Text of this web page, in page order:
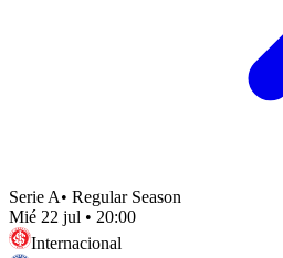
Serie A• Regular Season
Mié 22 jul • 20:00
Internacional